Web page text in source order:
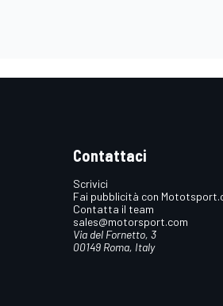
Contattaci
Scrivici
Fai pubblicità con
Contatta il team
sales@motorsport.com
Via del Fornetto, 3
00149 Roma, Italy